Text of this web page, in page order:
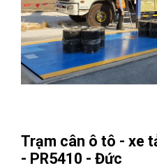
Trạm cân ô tô - xe
- PR5410 - Đức